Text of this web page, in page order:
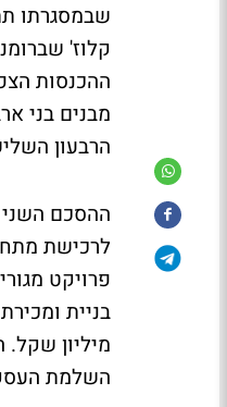
הרבעון השלישי
ההסכם
מיליון
השלמת